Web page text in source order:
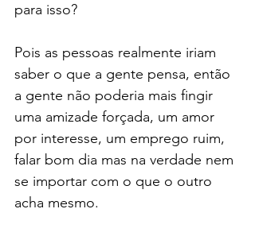
para isso?
Pois as pessoas realmente iriam
saber o que a gente pensa, então
a gente não poderia mais fingir
uma amizade forçada, um amor
por interesse, um emprego ruim,
falar bom dia mas na verdade nem
se importar com o que o outro
acha mesmo.